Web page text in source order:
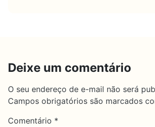
Deixe um comentário
O seu endereço de e-mail não será
Campos obrigatórios são marcados
Comentário *